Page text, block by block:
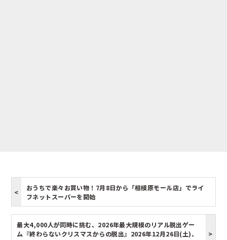
おうちで楽々お買い物！7月8日から「相模原モール店」でライ
フネットスーパーを開始
最大4,000人が同時に挑む、2026年最大規模のリアル脱出ゲー
ム『終わらないクリスマスからの脱出』2026年12月26日(土)、